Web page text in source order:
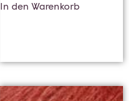
In den Warenkorb